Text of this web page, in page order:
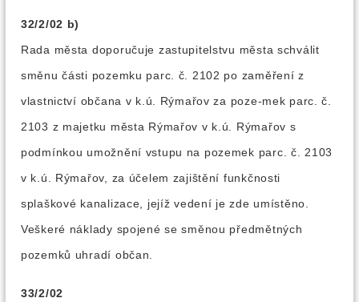
32/2/02 b)
Rada města doporučuje zastupitelstvu města schválit
směnu části pozemku parc. č. 2102 po zaměření z
vlastnictví občana v k.ú. Rýmařov za poze-mek parc. č.
2103 z majetku města Rýmařov v k.ú. Rýmařov s
podmínkou umožnění vstupu na pozemek parc. č. 2103
v k.ú. Rýmařov, za účelem zajištění funkčnosti
splaškové kanalizace, jejíž vedení je zde umístěno.
Veškeré náklady spojené se směnou předmětných
pozemků uhradí občan.
33/2/02